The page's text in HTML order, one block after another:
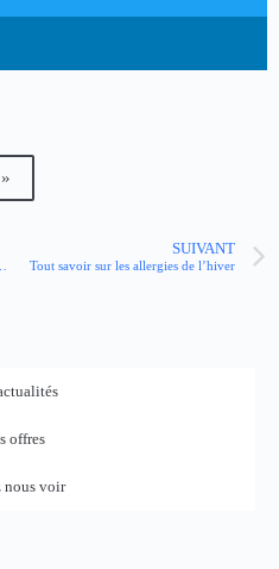
SUIVANT
Tout savoir sur les allergies de l’hiver
offres
nous voir